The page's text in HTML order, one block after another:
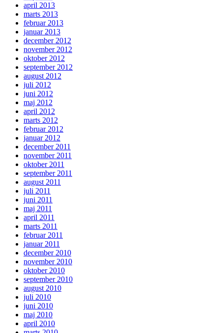
april 2013
marts 2013
februar 2013
januar 2013
december 2012
november 2012
oktober 2012
september 2012
august 2012
juli 2012
juni 2012
maj 2012
april 2012
marts 2012
februar 2012
januar 2012
december 2011
november 2011
oktober 2011
september 2011
august 2011
juli 2011
juni 2011
maj 2011
april 2011
marts 2011
februar 2011
januar 2011
december 2010
november 2010
oktober 2010
september 2010
august 2010
juli 2010
juni 2010
maj 2010
april 2010